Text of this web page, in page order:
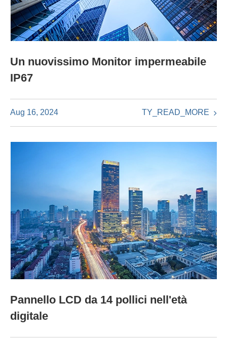
Un nuovissimo Monitor impermeabile
IP67
Aug 16, 2024 TY_READ_MORE
Pannello LCD da 14 pollici nell'età
digitale